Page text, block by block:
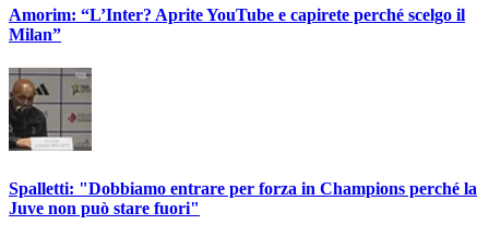
Amorim: “L’Inter? Aprite YouTube e capirete perché scelgo il
Milan”
Spalletti: "Dobbiamo entrare per forza in Champions perché la
Juve non può stare fuori"